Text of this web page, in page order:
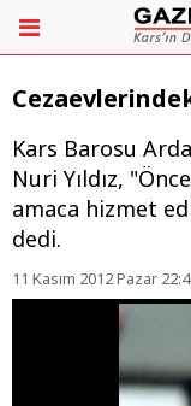
Kars Barosu
Nuri Yıldız,
amaca hizmet
dedi.
11 Kasım 2012 Pazar